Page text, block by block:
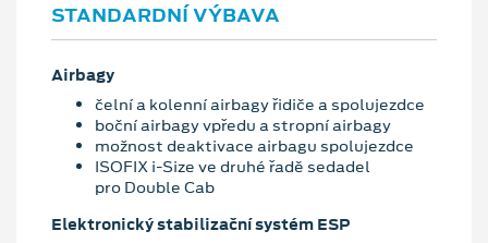
STANDARDNÍ VÝBAVA
Airbagy
čelní a kolenní airbagy řidiče a spolujezdce
boční airbagy vpředu a stropní airbagy
možnost deaktivace airbagu spolujezdce
ISOFIX i-Size ve druhé řadě sedadel
pro Double Cab
Elektronický stabilizační systém ESP